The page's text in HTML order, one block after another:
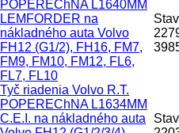
POPEREChNA L1640MM
LEMFORDER na
nákladného auta Volvo
FH12 (G1/2), FH16, FM7,
FM9, FM10, FM12, FL6,
FL7, FL10
Tyč riadenia Volvo R.T.
POPEREChNA L1634MM
C.E.I. na nákladného auta